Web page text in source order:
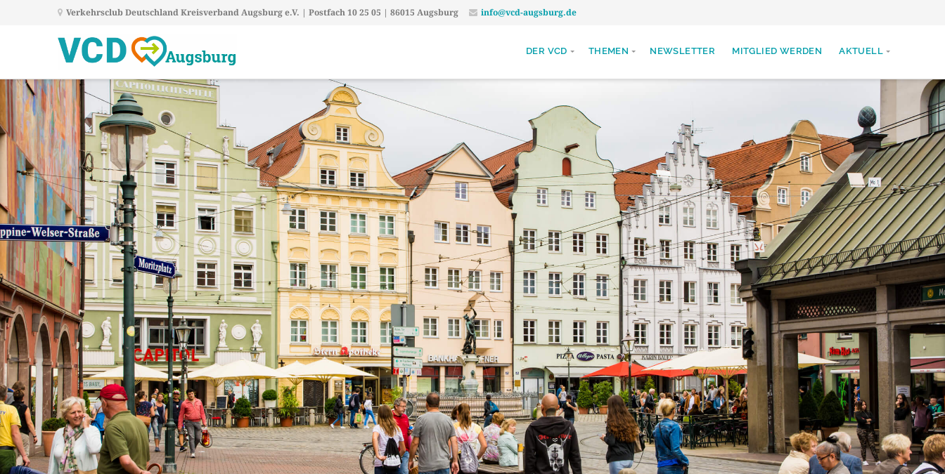
Verkehrsclub Deutschland Kreisverband Augsburg e.V. | Postfach 10 25 05 | 86015 Augsburg info@vcd-augsburg.de
DER VCD THEMEN NEWSLETTER MITGLIED WERDEN AKTUELL